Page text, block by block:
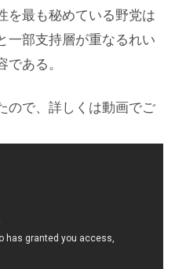
最も秘めている野党は
一部支持層が重なるれい
ある。
ので、詳しくは動画でご